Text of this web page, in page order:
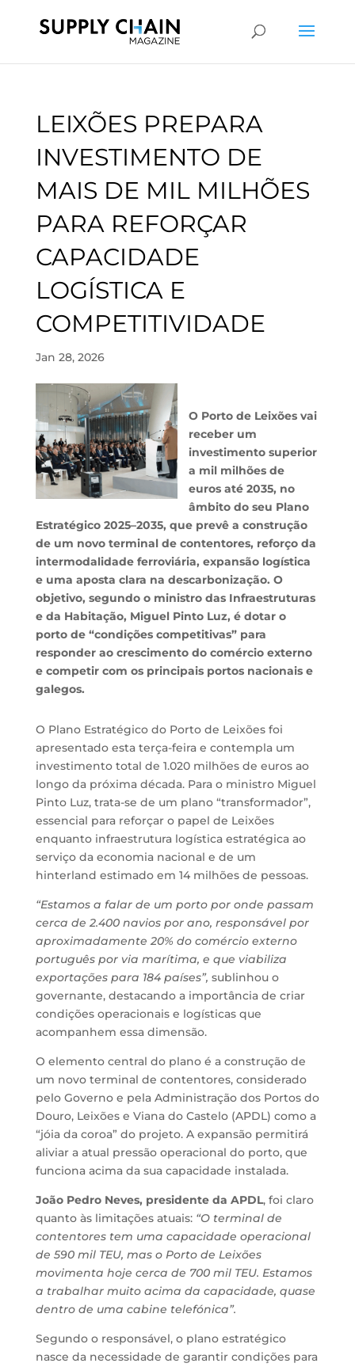
LEIXÕES PREPARA
INVESTIMENTO DE
MAIS DE MIL MILHÕES
PARA REFORÇAR
CAPACIDADE
LOGÍSTICA E
COMPETITIVIDADE
Jan 28, 2026
O Porto de Leixões vai
receber um
investimento superior
a mil milhões de
euros até 2035, no
âmbito do seu Plano
Estratégico 2025–2035, que prevê a construção
de um novo terminal de contentores, reforço da
intermodalidade ferroviária, expansão logística
e uma aposta clara na descarbonização. O
objetivo, segundo o ministro das Infraestruturas
e da Habitação, Miguel Pinto Luz, é dotar o
porto de “condições competitivas” para
responder ao crescimento do comércio externo
e competir com os principais portos nacionais e
galegos.
O Plano Estratégico do Porto de Leixões foi
apresentado esta terça-feira e contempla um
investimento total de 1.020 milhões de euros ao
longo da próxima década. Para o ministro Miguel
Pinto Luz, trata-se de um plano “transformador”,
essencial para reforçar o papel de Leixões
enquanto infraestrutura logística estratégica ao
serviço da economia nacional e de um
hinterland estimado em 14 milhões de pessoas.
“Estamos a falar de um porto por onde passam
cerca de 2.400 navios por ano, responsável por
aproximadamente 20% do comércio externo
português por via marítima, e que viabiliza
exportações para 184 países”, sublinhou o
governante, destacando a importância de criar
condições operacionais e logísticas que
acompanhem essa dimensão.
O elemento central do plano é a construção de
um novo terminal de contentores, considerado
pelo Governo e pela Administração dos Portos do
Douro, Leixões e Viana do Castelo (APDL) como a
“jóia da coroa” do projeto. A expansão permitirá
aliviar a atual pressão operacional do porto, que
funciona acima da sua capacidade instalada.
João Pedro Neves, presidente da APDL, foi claro
quanto às limitações atuais:“O terminal de
contentores tem uma capacidade operacional
de 590 mil TEU, mas o Porto de Leixões
movimenta hoje cerca de 700 mil TEU. Estamos
a trabalhar muito acima da capacidade, quase
dentro de uma cabine telefónica”.
Segundo o responsável, o plano estratégico
nasce da necessidade de garantir condições para